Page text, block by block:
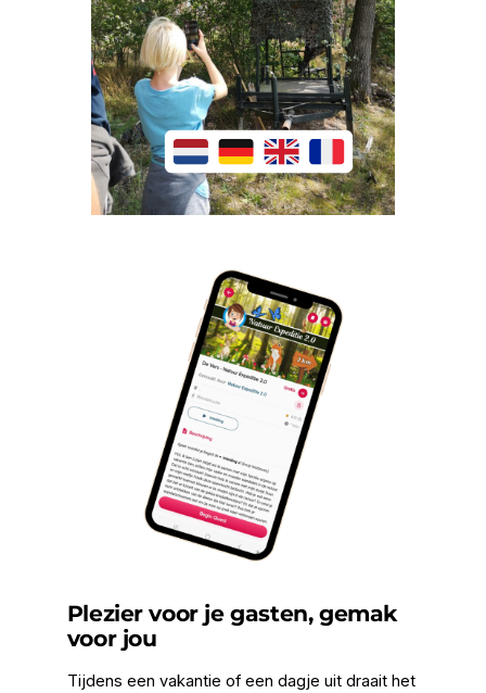
Plezier voor je gasten, gemak
voor jou
Tijdens een vakantie of een dagje uit draait het